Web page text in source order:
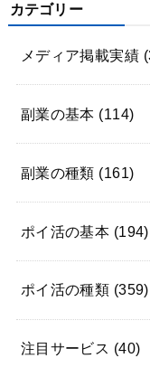
カテゴリー
メディア掲載実績
副業の基本 (114)
副業の種類 (161)
ポイ活の基本 (194)
ポイ活の種類 (359)
注目サービス (40)